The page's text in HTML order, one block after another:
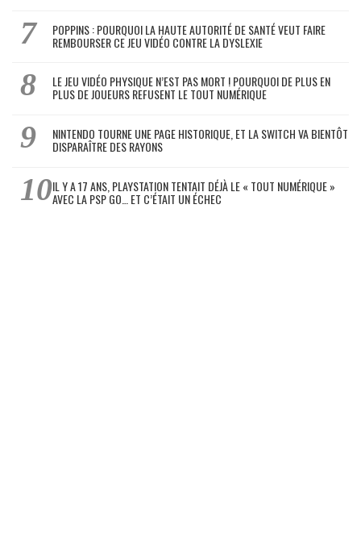
POPPINS : POURQUOI LA HAUTE AUTORITÉ DE SANTÉ VEUT FAIRE
REMBOURSER CE JEU VIDÉO CONTRE LA DYSLEXIE
LE JEU VIDÉO PHYSIQUE N’EST PAS MORT ! POURQUOI DE PLUS EN
PLUS DE JOUEURS REFUSENT LE TOUT NUMÉRIQUE
NINTENDO TOURNE UNE PAGE HISTORIQUE, ET LA SWITCH VA BIENTÔT
DISPARAÎTRE DES RAYONS
IL Y A 17 ANS, PLAYSTATION TENTAIT DÉJÀ LE « TOUT NUMÉRIQUE »
AVEC LA PSP GO… ET C’ÉTAIT UN ÉCHEC